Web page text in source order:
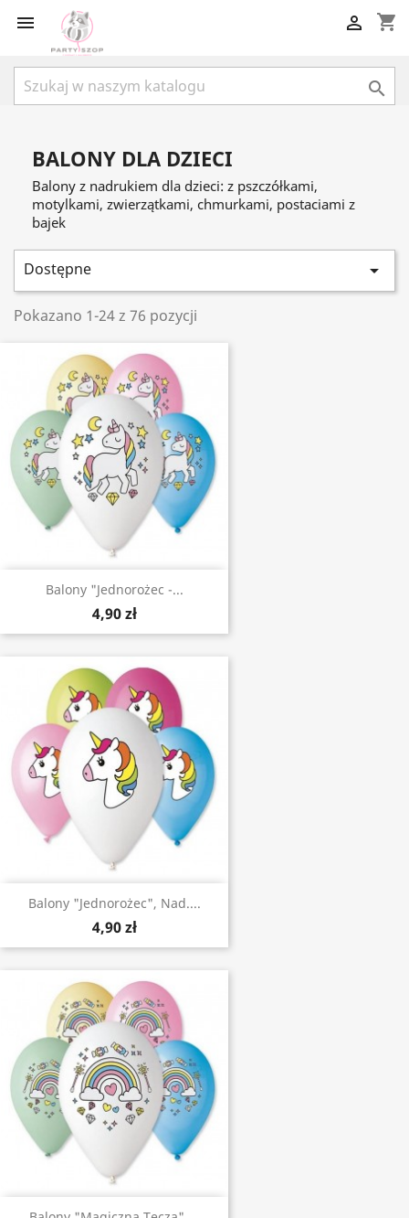
 shopping_cart


BALONY DLA DZIECI
Balony z nadrukiem dla dzieci: z pszczółkami,
motylkami, zwierzątkami, chmurkami, postaciami z
bajek
Dostępne 
Pokazano 1-24 z 76 pozycji
Balony "Jednorożec -...
4,90 zł
Balony "Jednorożec", Nad....
4,90 zł